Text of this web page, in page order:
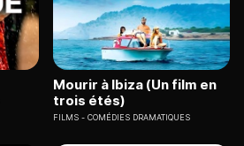
Mourir à Ibiza (Un film en
trois étés)
FILMS COMÉDIES DRAMATIQUES